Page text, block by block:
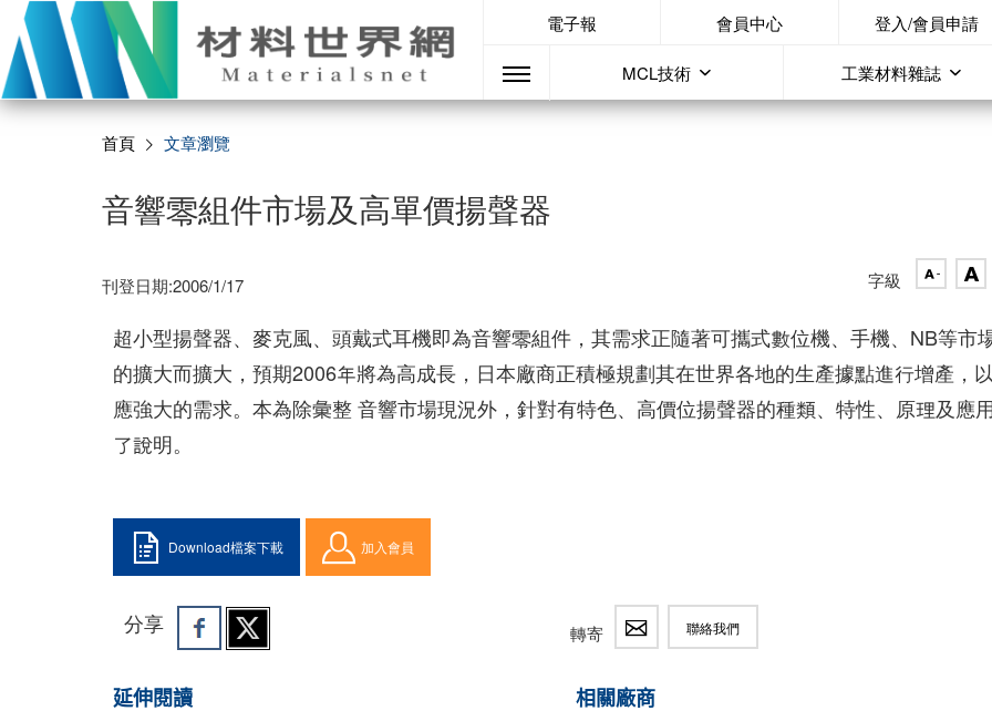
電子報 會員中心 登入/會員申請
MCL技術 工業材料雜誌
首頁 文章瀏覽
音響零組件市場及高單價揚聲器
刊登日期:2006/1/17 字級
超小型揚聲器、麥克風、頭戴式耳機即為音響零組件，其需求正隨著可攜式數位機、手機、NB等市
的擴大而擴大，預期2006年將為高成長，日本廠商正積極規劃其在世界各地的生產據點進行增產，
應強大的需求。本為除彙整 音響市場現況外，針對有特色、高價位揚聲器的種類、特性、原理及應
了說明。
Download檔案下載 加入會員
分享 轉寄 聯絡我們
延伸閱讀 相關廠商